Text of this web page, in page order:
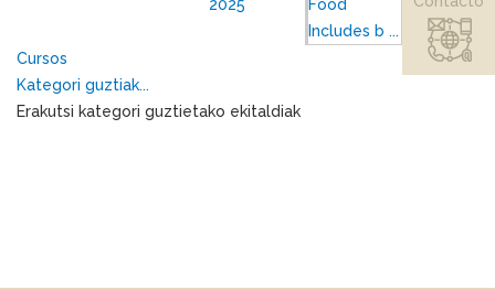
2025
Food
Includes b ...
Janari
bazkaria ...
Cursos
Kategori guztiak...
Erakutsi kategori guztietako ekitaldiak